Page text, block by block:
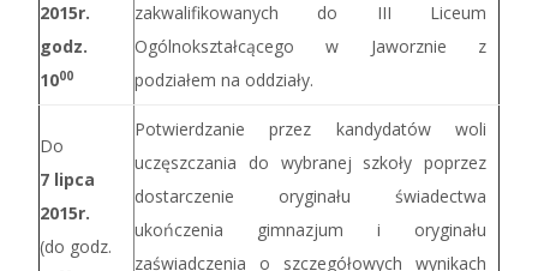
2015r.
godz.
1000
zakwalifikowanych do III Liceum
Ogólnokształcącego w Jaworznie z
podziałem na oddziały.
Do
7 lipca
2015r.
(do godz.
Potwierdzanie przez kandydatów woli
uczęszczania do wybranej szkoły poprzez
dostarczenie oryginału świadectwa
ukończenia gimnazjum i oryginału
zaświadczenia o szczegółowych wynikach